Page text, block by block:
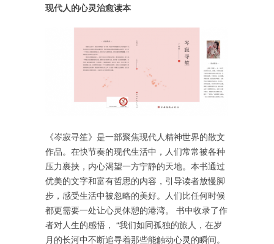
现代人的心灵治愈读本
《岑寂寻笙》是一部聚焦现代人精神世界的散文
作品。在快节奏的现代生活中，人们常常被各种
压力裹挟，内心渴望一方宁静的天地。本书通过
优美的文字和富有哲思的内容，引导读者放慢脚
步，感受生活中被忽略的美好。人们比任何时候
都更需要一处让心灵休憩的港湾。 书中收录了作
者对人生的感悟， “我们如同孤独的旅人，在岁
月的长河中不断追寻着那些能触动心灵的瞬间。